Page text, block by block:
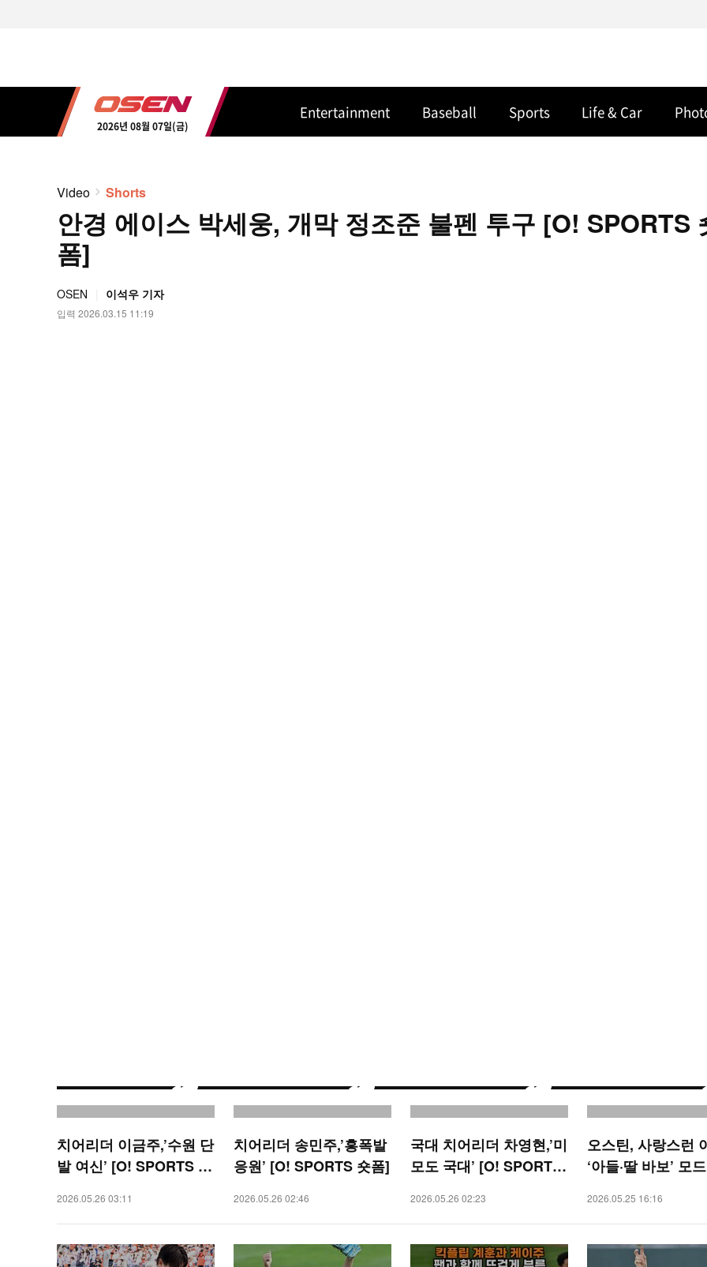
2026년 08월 07일(금)
Entertainment Baseball Sports Life & Car
Video Shorts
안경 에이스 박세웅, 개막 정조준 불펜 투구 [O! SPORTS
폼]
OSEN 이석우 기자
입력 2026.03.15 11:19
치어리더 이금주,’수원 단
발 여신’ [O! SPORTS 숏
2026.05.26 03:11
치어리더 송민주,’흥폭발
응원’ [O! SPORTS 숏폼]
2026.05.26 02:46
국대 치어리더 차영현,’미
모도 국대’ [O! SPORTS
2026.05.26 02:23
오스틴, 사랑스런
‘아들·딸 바보’ 모
2026.05.25 16:16